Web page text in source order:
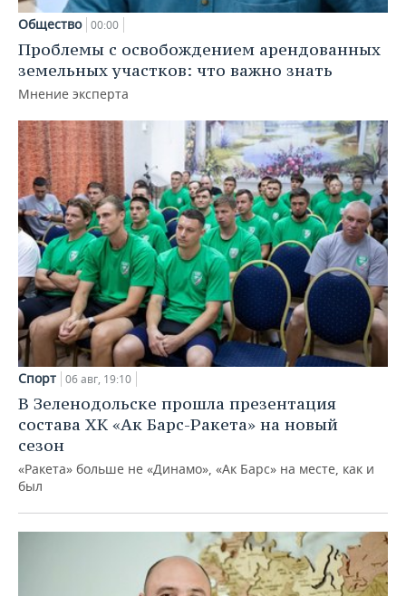
Общество 00:00
Проблемы с освобождением арендованных
земельных участков: что важно знать
Мнение эксперта
Спорт 06 авг, 19:10
В Зеленодольске прошла презентация
состава ХК «Ак Барс-Ракета» на новый
сезон
«Ракета» больше не «Динамо», «Ак Барс» на месте, как и
был